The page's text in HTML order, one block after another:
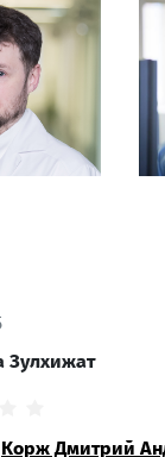
Зулхижат
Корж Дмитрий